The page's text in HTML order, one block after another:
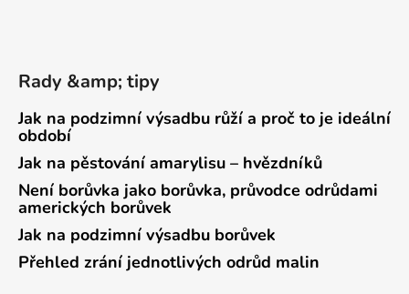
Rady &amp; tipy
Jak na podzimní výsadbu růží a proč to je ideální
období
Jak na pěstování amarylisu – hvězdníků
Není borůvka jako borůvka, průvodce odrůdami
amerických borůvek
Jak na podzimní výsadbu borůvek
Přehled zrání jednotlivých odrůd malin